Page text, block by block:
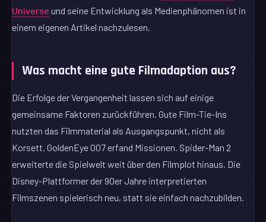
Universe und seine Entwicklung als Medienphänomen ist in
einem eigenen Artikel nachzulesen.
Was macht eine gute Filmadaption aus?
Die Erfolge der Vergangenheit lassen sich auf einige
gemeinsame Faktoren zurückführen. Gute Film-Tie-Ins
nutzten das Filmmaterial als Ausgangspunkt, nicht als
Korsett. GoldenEye 007 erfand Missionen. Spider-Man 2
erweiterte die Spielwelt weit über den Filmplot hinaus. Die
Disney-Plattformer der 90er Jahre interpretierten
Filmszenen spielerisch neu, statt sie einfach nachzubilden.